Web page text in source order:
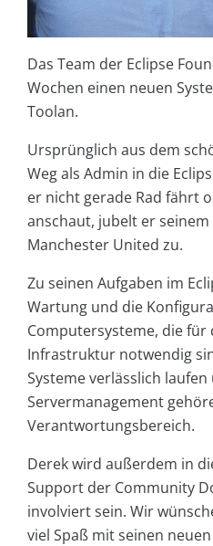
Das Team der Eclipse
Wochen einen neuen
Toolan.
Ursprünglich aus dem
Weg als Admin in die
er nicht gerade Rad fährt
anschaut, jubelt er
Manchester United zu.
Zu seinen Aufgaben im
Wartung und die
Computersysteme, die für
Infrastruktur notwendig
Systeme verlässlich laufen
Servermanagement
Verantwortungsbereich.
Derek wird außerdem in
Support der Community
involviert sein. Wir
viel Spaß mit seinen